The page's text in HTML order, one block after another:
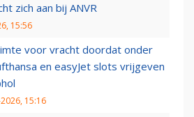
zich aan bij ANVR
15:56
voor vracht doordat onder
en easyJet slots vrijgeven
15:16